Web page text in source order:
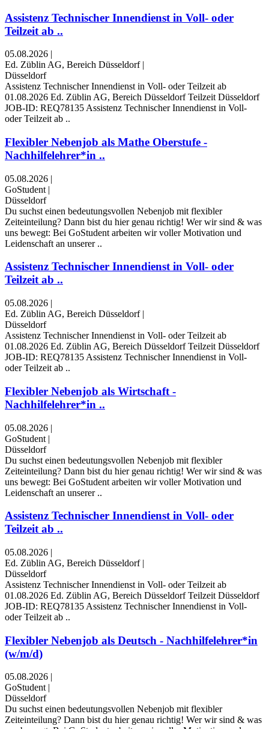
Assistenz Technischer Innendienst in Voll- oder
Teilzeit ab ..
05.08.2026 |
Ed. Züblin AG, Bereich Düsseldorf |
Düsseldorf
Assistenz Technischer Innendienst in Voll- oder Teilzeit ab
01.08.2026 Ed. Züblin AG, Bereich Düsseldorf Teilzeit Düsseldorf
JOB-ID: REQ78135 Assistenz Technischer Innendienst in Voll-
oder Teilzeit ab ..
Flexibler Nebenjob als Mathe Oberstufe -
Nachhilfelehrer*in ..
05.08.2026 |
GoStudent |
Düsseldorf
Du suchst einen bedeutungsvollen Nebenjob mit flexibler
Zeiteinteilung? Dann bist du hier genau richtig! Wer wir sind & was
uns bewegt: Bei GoStudent arbeiten wir voller Motivation und
Leidenschaft an unserer ..
Assistenz Technischer Innendienst in Voll- oder
Teilzeit ab ..
05.08.2026 |
Ed. Züblin AG, Bereich Düsseldorf |
Düsseldorf
Assistenz Technischer Innendienst in Voll- oder Teilzeit ab
01.08.2026 Ed. Züblin AG, Bereich Düsseldorf Teilzeit Düsseldorf
JOB-ID: REQ78135 Assistenz Technischer Innendienst in Voll-
oder Teilzeit ab ..
Flexibler Nebenjob als Wirtschaft -
Nachhilfelehrer*in ..
05.08.2026 |
GoStudent |
Düsseldorf
Du suchst einen bedeutungsvollen Nebenjob mit flexibler
Zeiteinteilung? Dann bist du hier genau richtig! Wer wir sind & was
uns bewegt: Bei GoStudent arbeiten wir voller Motivation und
Leidenschaft an unserer ..
Assistenz Technischer Innendienst in Voll- oder
Teilzeit ab ..
05.08.2026 |
Ed. Züblin AG, Bereich Düsseldorf |
Düsseldorf
Assistenz Technischer Innendienst in Voll- oder Teilzeit ab
01.08.2026 Ed. Züblin AG, Bereich Düsseldorf Teilzeit Düsseldorf
JOB-ID: REQ78135 Assistenz Technischer Innendienst in Voll-
oder Teilzeit ab ..
Flexibler Nebenjob als Deutsch - Nachhilfelehrer*in
(w/m/d)
05.08.2026
GoStudent
Düsseldorf
Du suchst einen bedeutungsvollen Nebenjob mit flexibler
Zeiteinteilung? Dann bist du hier genau richtig! Wer wir sind & was